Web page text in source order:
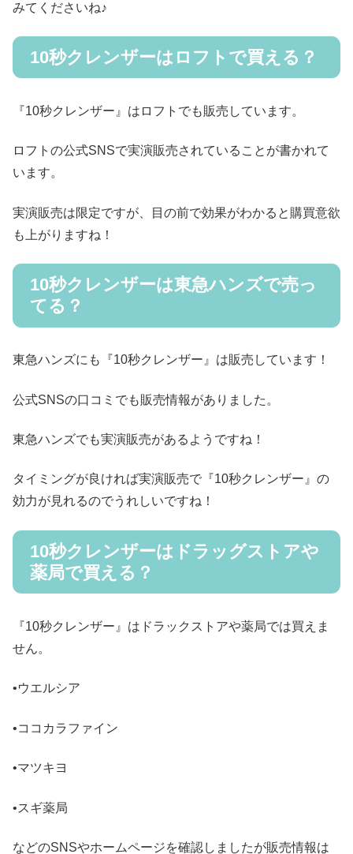
みてくださいね♪
10秒クレンザーはロフトで買える？
『10秒クレンザー』はロフトでも販売しています。
ロフトの公式SNSで実演販売されていることが書かれて
います。
実演販売は限定ですが、目の前で効果がわかると購買意欲
も上がりますね！
10秒クレンザーは東急ハンズで売っ
てる？
東急ハンズにも『10秒クレンザー』は販売しています！
公式SNSの口コミでも販売情報がありました。
東急ハンズでも実演販売があるようですね！
タイミングが良ければ実演販売で『10秒クレンザー』の
効力が見れるのでうれしいですね！
10秒クレンザーはドラッグストアや
薬局で買える？
『10秒クレンザー』はドラックストアや薬局では買えま
せん。
•ウエルシア
•ココカラファイン
•マツキヨ
•スギ薬局
などのSNSやホームページを確認しましたが販売情報は